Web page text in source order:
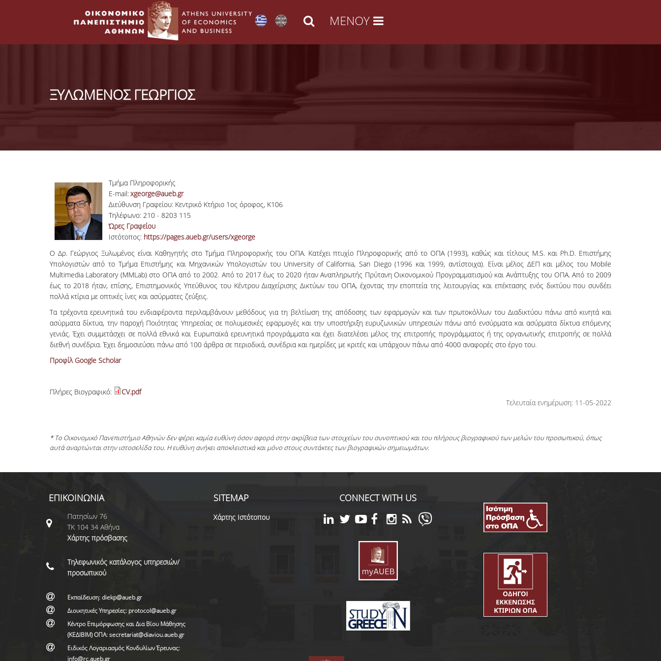
ΞΥΛΩΜΕΝΟΣ ΓΕΩΡΓΙΟΣ
Τμήμα Πληροφορικής
E-mail:xgeorge@aueb.gr
Διεύθυνση Γραφείου: Κεντρικό Κτήριο 1ος όροφος, Κ106
Τηλέφωνο: 210 - 8203 115
Ώρες Γραφείου
Ιστότοπος: https://pages.aueb.gr/users/xgeorge
Ο Δρ. Γεώργιος Ξυλωμένος είναι Καθηγητής στο Τμήμα Πληροφορικής του ΟΠΑ. Κατέχει πτυχίο Πληροφορικής από το ΟΠΑ (1993), καθώς και τίτλους M.S. και Ph.D. Επιστήμης
Υπολογιστών από το Τμήμα Επιστήμης και Μηχανικών Υπολογιστών του University of California, San Diego (1996 και 1999, αντίστοιχα). Είναι μέλος ΔΕΠ και μέλος του Mobile
Multimedia Laboratory (MMLab) στο ΟΠΑ από το 2002. Από το 2017 έως το 2020 ήταν Αναπληρωτής Πρύτανη Οικονομικού Προγραμματισμού και Ανάπτυξης του ΟΠΑ. Από το 2009
έως το 2018 ήταν, επίσης, Επιστημονικός Υπεύθυνος του Κέντρου Διαχείρισης Δικτύων του ΟΠΑ, έχοντας την εποπτεία της λειτουργίας και επέκτασης ενός δικτύου που συνδέει
πολλά κτίρια με οπτικές ίνες και ασύρματες ζεύξεις.
Τα τρέχοντα ερευνητικά του ενδιαφέροντα περιλαμβάνουν μεθόδους για τη βελτίωση της απόδοσης των εφαρμογών και των πρωτοκόλλων του Διαδικτύου πάνω από κινητά και
ασύρματα δίκτυα, την παροχή Ποιότητας Υπηρεσίας σε πολυμεσικές εφαρμογές και την υποστήριξη ευρυζωνικών υπηρεσιών πάνω από ενσύρματα και ασύρματα δίκτυα επόμενης
γενιάς. Έχει συμμετάσχει σε πολλά εθνικά και Ευρωπαϊκά ερευνητικά προγράμματα και έχει διατελέσει μέλος της επιτροπής προγράμματος ή της οργανωτικής επιτροπής σε πολλά
διεθνή συνέδρια. Έχει δημοσιεύσει πάνω από 100 άρθρα σε περιοδικά, συνέδρια και ημερίδες με κριτές και υπάρχουν πάνω από 4000 αναφορές στο έργο του.
Προφίλ Google Scholar
Πλήρες Βιογραφικό:
CV.pdf
Τελευταία ενημέρωση: 11-05-2022
* Το Οικονομικό Πανεπιστήμιο Αθηνών δεν φέρει καμία ευθύνη όσον αφορά στην ακρίβεια των στοιχείων του συνοπτικού και του πλήρους βιογραφικού των μελών του προσωπικού, όπως
αυτά αναρτώνται στην ιστοσελίδα του. Η ευθύνη ανήκει αποκλειστικά και μόνο στους συντάκτες των βιογραφικών σημειωμάτων.
ΕΠΙΚΟΙΝΩΝΙΑ
Πατησίων 76
ΤΚ 104 34 Αθήνα
Χάρτης πρόσβασης
Τηλεφωνικός κατάλογος υπηρεσιών/
προσωπικού
Εκπαίδευση: diekp@aueb.gr
Διοικητικές Υπηρεσίες: protocol@aueb.gr
Κέντρο Επιμόρφωσης και Δια Βίου Μάθησης
(ΚΕΔΙΒΙΜ) ΟΠΑ: secretariat@diaviou.aueb.gr
Ειδικός Λογαριασμός Κονδυλίων Έρευνας:
info@rc.aueb.gr
SITEMAP
Χάρτης Ιστότοπου
CONNECT WITH US